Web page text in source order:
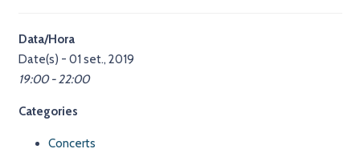
Data/Hora
Date(s) - 01 set., 2019
19:00 - 22:00
Categories
Concerts